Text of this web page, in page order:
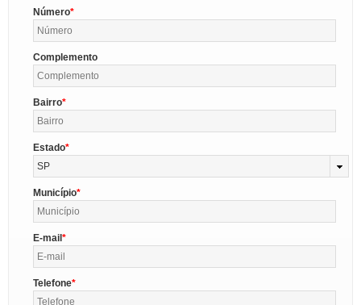
Número
Complemento
Bairro
Estado
SP
Município
E-mail
Telefone